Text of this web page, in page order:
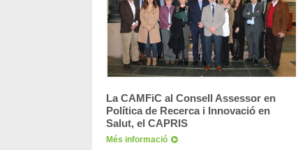
La CAMFiC al Consell Assessor en
Política de Recerca i Innovació en
Salut, el CAPRIS
Més informació